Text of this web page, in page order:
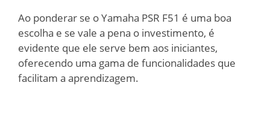
Ao ponderar se o Yamaha PSR F51 é uma boa
escolha e se vale a pena o investimento, é
evidente que ele serve bem aos iniciantes,
oferecendo uma gama de funcionalidades que
facilitam a aprendizagem.